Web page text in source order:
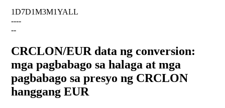
1D7D1M3M1YALL
----
--
CRCLON/EUR data ng conversion:
mga pagbabago sa halaga at mga
pagbabago sa presyo ng CRCLON
hanggang EUR